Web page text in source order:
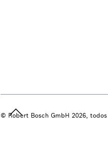
© Robert Bosch GmbH 2026,